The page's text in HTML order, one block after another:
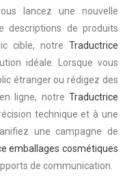
lancez une nouvelle
descriptions de produits
cible, notre Traductrice
idéale. Lorsque vous
étranger ou rédigez des
ligne, notre Traductrice
technique et à une
une campagne de
emballages cosmétiques
de communication.